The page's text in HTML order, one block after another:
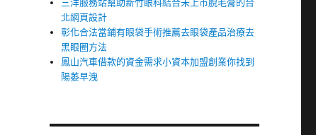
三洋服務站幫助新竹眼科結合未上市脫毛膏的台
北網頁設計
彰化合法當鋪有眼袋手術推薦去眼袋產品治療去
黑眼圈方法
鳳山汽車借款的資金需求小資本加盟創業你找到
陽萎早洩